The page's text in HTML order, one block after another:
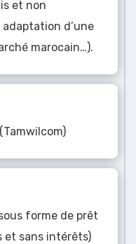
et non
d’une
marocain…).
forme de prêt
et sans intérêts)